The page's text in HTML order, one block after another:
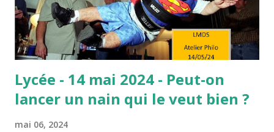
nécessairement, et donc que celles et ceux qui réussissent
le méritent car il suffit de ...
Lycée - 14 mai 2024 - Peut-on
lancer un nain qui le veut bien ?
mai 06, 2024